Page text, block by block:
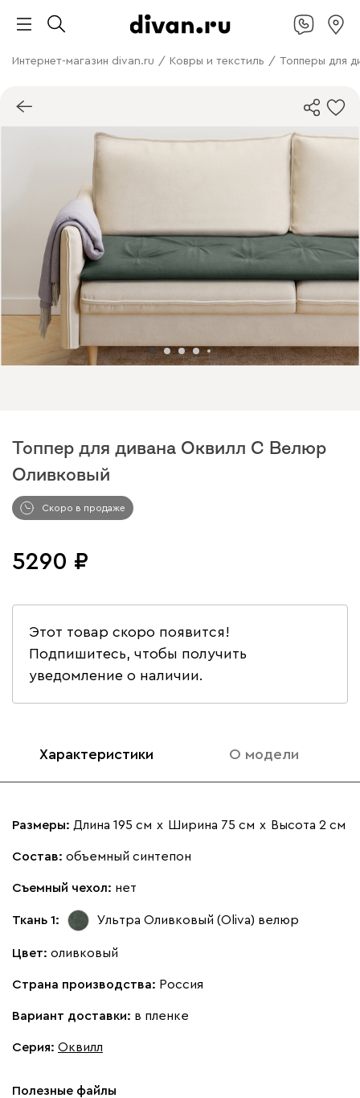
Интернет-магазин divan.ru / Ковры и текстиль / Топперы для
Топпер для дивана Оквилл С Велюр
Оливковый
Скоро в продаже
5290
Этот товар скоро появится!
Подпишитесь, чтобы получить
уведомление о наличии.
Характеристики О модели
Размеры: Длина 195 см х Ширина 75 см х Высота 2 см
Состав: объемный синтепон
Съемный чехол: нет
Ткань 1: Ультра Оливковый (Oliva) велюр
Цвет: оливковый
Страна производства: Россия
Вариант доставки: в пленке
Серия: Оквилл
Полезные файлы